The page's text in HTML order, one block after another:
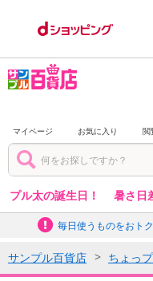
マイページ お気に入り 閲
プル太の誕生日！ 暑さ日
毎日使うものをおト
サンプル百貨店 ちょっ